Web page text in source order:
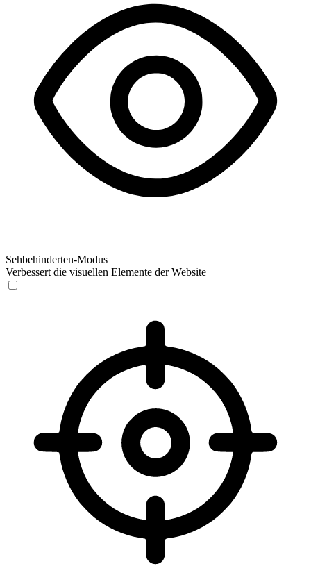
Sehbehinderten-Modus
Verbessert die visuellen Elemente der Website